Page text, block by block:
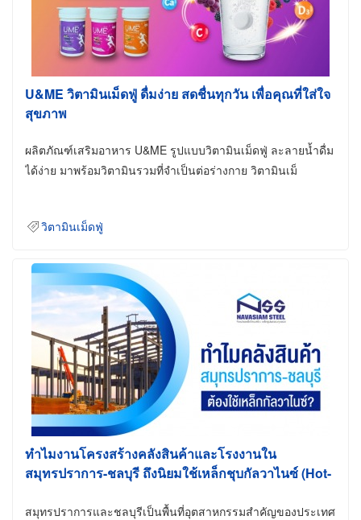
U&ME วิตามินเม็ดฟู่ ดื่มง่าย สดชื่นทุกวัน เพื่อคุณที่ใส่ใจ
สุขภาพ
ผลิตภัณฑ์เสริมอาหาร U&ME รูปแบบวิตามินเม็ดฟู่ ละลายน้ำดื่ม
ได้ง่าย มาพร้อมวิตามินรวมที่จำเป็นต่อร่างกาย วิตามินเม็
วิตามินเม็ดฟู่
ทำไมงานโครงสร้างคลังสินค้าและโรงงานใน
สมุทรปราการ-ชลบุรี ถึงนิยมใช้เหล็กชุบกัลวาไนซ์ (Hot-
สมุทรปราการและชลบุรีเป็นพื้นที่อุตสาหกรรมสำคัญของประเทศ